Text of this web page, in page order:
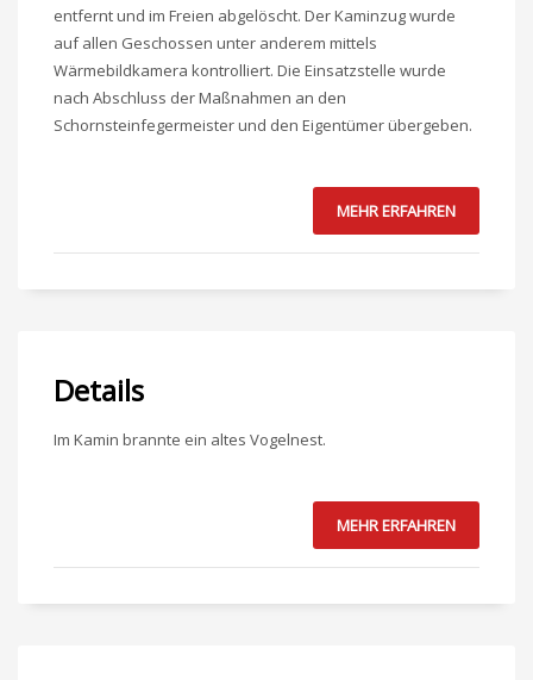
entfernt und im Freien abgelöscht. Der Kaminzug wurde
auf allen Geschossen unter anderem mittels
Wärmebildkamera kontrolliert. Die Einsatzstelle wurde
nach Abschluss der Maßnahmen an den
Schornsteinfegermeister und den Eigentümer übergeben.
MEHR ERFAHREN
Details
Im Kamin brannte ein altes Vogelnest.
MEHR ERFAHREN